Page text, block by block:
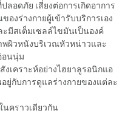
อดภัย เสี่ยงต่อการเกิดอาการ
องร่างกายผู้เข้ารับบริการเอง
มีสเต็มเซลล์ไขมันเป็นองค์
ผิวหนังบริเวณหัวหน่าวและ
อนนุ่ม
งเคราะห์อย่างไฮยาลูรอนิกแอ
ยู่กับการดูแลร่างกายของแต่ละ
คราวเดียวกัน